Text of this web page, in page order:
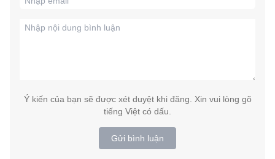
Ý kiến của bạn sẽ được xét duyệt khi đăng. Xin vui lòng gõ
tiếng Việt có dấu.
Gửi bình luận